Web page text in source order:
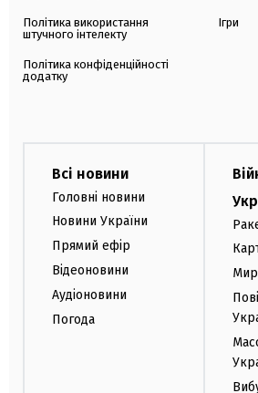
Політика використання
штучного інтелекту
Політика конфіденційності
додатку
Ігри
Всі новини
Головні новини
Новини України
Прямий ефір
Відеоновини
Аудіоновини
Погода